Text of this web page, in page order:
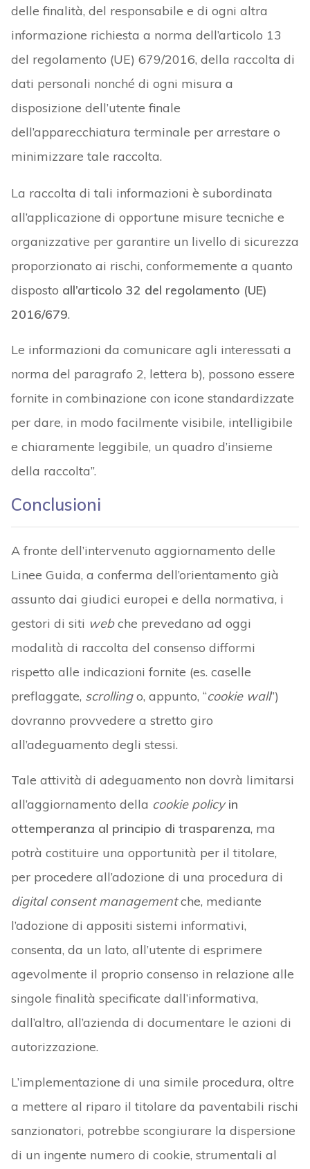
delle finalità, del responsabile e di ogni altra
informazione richiesta a norma dell’articolo 13
del regolamento (UE) 679/2016, della raccolta di
dati personali nonché di ogni misura a
disposizione dell’utente finale
dell’apparecchiatura terminale per arrestare o
minimizzare tale raccolta.
La raccolta di tali informazioni è subordinata
all’applicazione di opportune misure tecniche e
organizzative per garantire un livello di sicurezza
proporzionato ai rischi, conformemente a quanto
disposto all’articolo 32 del regolamento (UE)
2016/679.
Le informazioni da comunicare agli interessati a
norma del paragrafo 2, lettera b), possono essere
fornite in combinazione con icone standardizzate
per dare, in modo facilmente visibile, intelligibile
e chiaramente leggibile, un quadro d’insieme
della raccolta”.
Conclusioni
A fronte dell’intervenuto aggiornamento delle
Linee Guida, a conferma dell’orientamento già
assunto dai giudici europei e della normativa, i
gestori di siti webche prevedano ad oggi
modalità di raccolta del consenso difformi
rispetto alle indicazioni fornite (es. caselle
preflaggate, scrollingo, appunto, “cookie wall”)
dovranno provvedere a stretto giro
all’adeguamento degli stessi.
Tale attività di adeguamento non dovrà limitarsi
all’aggiornamento della cookie policy in
ottemperanza al principio di trasparenza, ma
potrà costituire una opportunità per il titolare,
per procedere all’adozione di una procedura di
digital consent managementche, mediante
l’adozione di appositi sistemi informativi,
consenta, da un lato, all’utente di esprimere
agevolmente il proprio consenso in relazione alle
singole finalità specificate dall’informativa,
dall’altro, all’azienda di documentare le azioni di
autorizzazione.
L’implementazione di una simile procedura, oltre
a mettere al riparo il titolare da paventabili rischi
sanzionatori, potrebbe scongiurare la dispersione
di un ingente numero di cookie, strumentali al